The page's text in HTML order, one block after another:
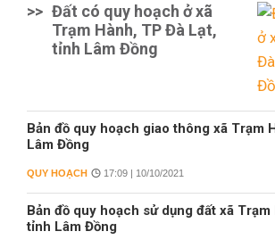
>> Đất có quy hoạch ở xã
Trạm Hành, TP Đà Lạt,
tỉnh Lâm Đồng
Bản đồ quy hoạch giao thông xã Trạm
Lâm Đồng
QUY HOẠCH 17:09 | 10/10/2021
Bản đồ quy hoạch sử dụng đất xã Trạm
tỉnh Lâm Đồng